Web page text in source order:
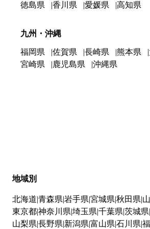
徳島県
香川県 愛媛県 高知県
九州・沖縄
福岡県 佐賀県 長崎県 熊本県
宮崎県
鹿児島県 沖縄県
地域別
北海道 青森県 岩手県 宮城県 秋田県
東京都神奈川県 埼玉県 千葉県 茨城県
山梨県 長野県 新潟県 富山県 石川県